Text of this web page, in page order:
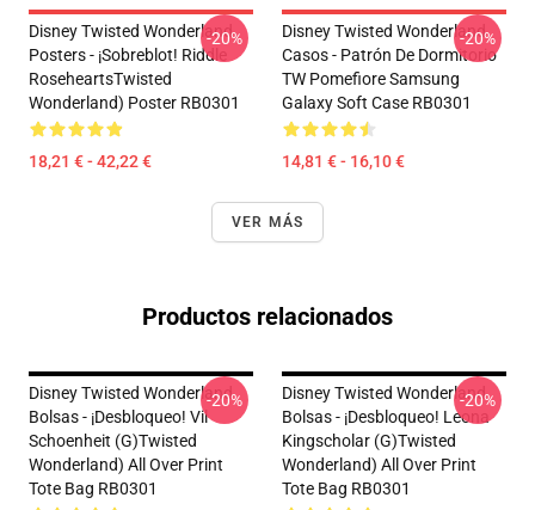
Disney Twisted Wonderland
Posters - ¡Sobreblot! Riddle
RoseheartsTwisted
Wonderland) Poster RB0301
18,21 € - 42,22 €
-20%
Disney Twisted Wonderland
Casos - Patrón De Dormitorio
TW Pomefiore Samsung
Galaxy Soft Case RB0301
14,81 € - 16,10 €
-20%
VER MÁS
Productos relacionados
Disney Twisted Wonderland
Bolsas - ¡Desbloqueo! Vil
Schoenheit (G)Twisted
Wonderland) All Over Print
Tote Bag RB0301
-20%
Disney Twisted Wonderland
Bolsas - ¡Desbloqueo! Leona
Kingscholar (G)Twisted
Wonderland) All Over Print
Tote Bag RB0301
-20%